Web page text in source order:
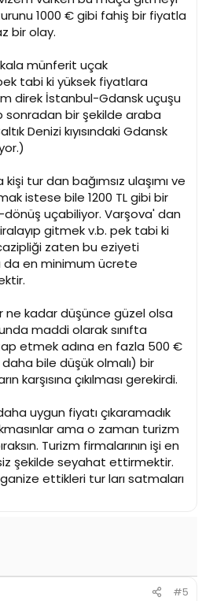
1000 € gibi fahiş bir fiyatla
bir olay.
münferit uçak
tabi ki yüksek fiyatlara
direk İstanbul-Gdansk uçuşu
sonradan bir şekilde araba
Denizi kıyısındaki Gdansk
tur dan bağımsız ulaşımı ve
istese bile 1200 TL gibi bir
uçabiliyor. Varşova' dan
gitmek v.b. pek tabi ki
zaten bu eziyeti
da en minimum ücrete
ne kadar düşünce güzel olsa
maddi olarak sınıfta
etmek adına en fazla 500 €
bile düşük olmalı) bir
karşısına çıkılması gerekirdi.
uygun fiyatı çıkaramadık
ama o zaman turizm
Turizm firmalarının işi en
şekilde seyahat ettirmektir.
ettikleri tur ları satmaları
#5